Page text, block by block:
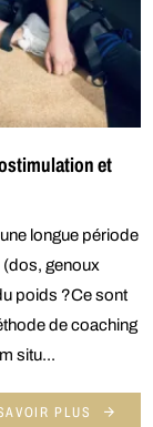
et
longue période
genoux
poids ?Ce sont
de coaching
situ...
PLUS